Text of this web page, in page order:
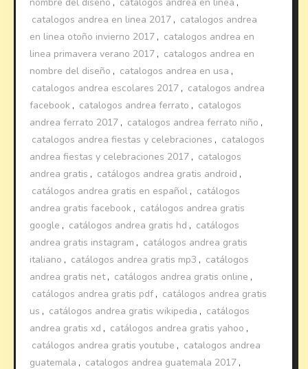
catalogos andrea en linea 2017 , catalogos andrea
en linea otoño invierno 2017 , catalogos andrea en
linea primavera verano 2017 , catalogos andrea en
nombre del diseño , catalogos andrea en usa ,
catalogos andrea escolares 2017 , catalogos andrea
facebook , catalogos andrea ferrato , catalogos
andrea ferrato 2017 , catalogos andrea ferrato niño ,
catalogos andrea fiestas y celebraciones , catalogos
andrea fiestas y celebraciones 2017 , catalogos
andrea gratis , catálogos andrea gratis android ,
catálogos andrea gratis en español , catálogos
andrea gratis facebook , catálogos andrea gratis
google , catálogos andrea gratis hd , catálogos
andrea gratis instagram , catálogos andrea gratis
italiano , catálogos andrea gratis mp3 , catálogos
andrea gratis net, catálogos andrea gratis online ,
catálogos andrea gratis pdf , catálogos andrea gratis
us , catálogos andrea gratis wikipedia , catálogos
andrea gratis xd , catálogos andrea gratis yahoo ,
catálogos andrea gratis youtube , catalogos andrea
guatemala , catalogos andrea guatemala 2017 ,